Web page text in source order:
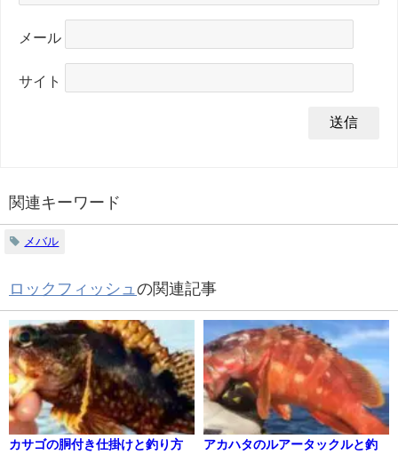
メール
サイト
関連キーワード
メバル
ロックフィッシュ の関連記事
カサゴの胴付き仕掛けと釣り方
アカハタのルアータックルと釣